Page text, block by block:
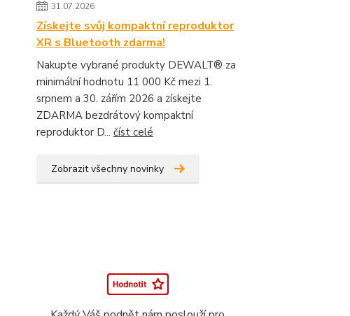
31.07.2026
Získejte svůj kompaktní reproduktor
XR s Bluetooth zdarma!
Nakupte vybrané produkty DEWALT® za
minimální hodnotu 11 000 Kč mezi 1.
srpnem a 30. zářím 2026 a získejte
ZDARMA bezdrátový kompaktní
reproduktor D... číst celé
Zobrazit všechny novinky